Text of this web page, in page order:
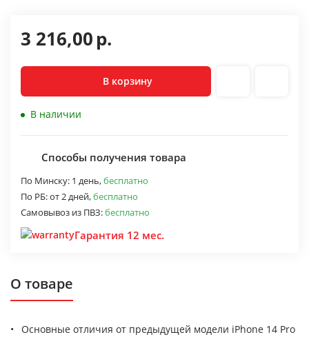
3 216,00р.
В корзину
В наличии
Способы получения товара
По Минску: 1 день,бесплатно
По РБ:от 2 дней,бесплатно
Самовывоз из ПВЗ:бесплатно
Гарантия 12 мес.
О товаре
Основные отличия от предыдущей модели iPhone 14 Pro